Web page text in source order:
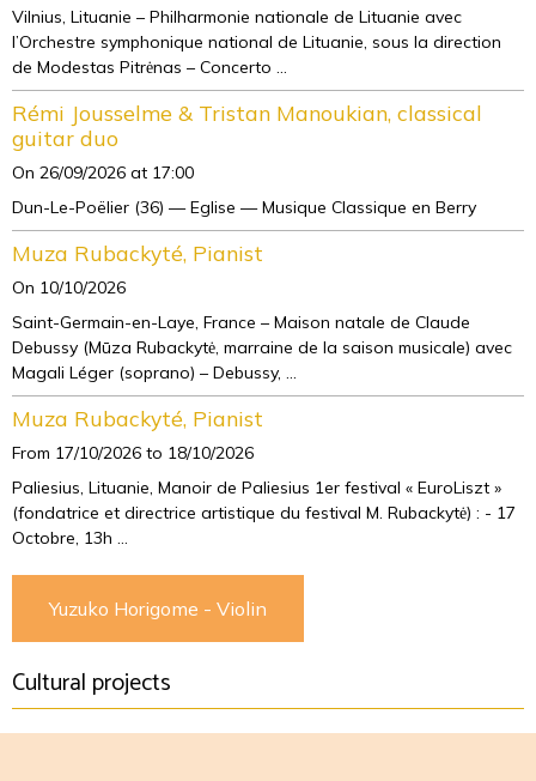
Vilnius, Lituanie – Philharmonie nationale de Lituanie avec
l’Orchestre symphonique national de Lituanie, sous la direction
de Modestas Pitrėnas – Concerto ...
Rémi Jousselme & Tristan Manoukian, classical
guitar duo
On 26/09/2026 at 17:00
Dun-Le-Poëlier (36) — Eglise — Musique Classique en Berry
Muza Rubackyté, Pianist
On 10/10/2026
Saint-Germain-en-Laye, France – Maison natale de Claude
Debussy (Mūza Rubackytė, marraine de la saison musicale) avec
Magali Léger (soprano) – Debussy, ...
Muza Rubackyté, Pianist
From 17/10/2026 to 18/10/2026
Paliesius, Lituanie, Manoir de Paliesius 1er festival « EuroLiszt »
(fondatrice et directrice artistique du festival M. Rubackytė) : - 17
Octobre, 13h ...
Yuzuko Horigome - Violin
Cultural projects